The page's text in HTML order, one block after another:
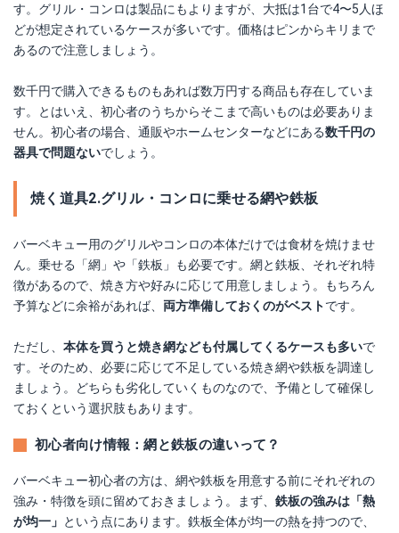
す。グリル・コンロは製品にもよりますが、大抵は1台で4〜5人ほ
どが想定されているケースが多いです。価格はピンからキリまで
あるので注意しましょう。
数千円で購入できるものもあれば数万円する商品も存在していま
す。とはいえ、初心者のうちからそこまで高いものは必要ありま
せん。初心者の場合、通販やホームセンターなどにある数千円の
器具で問題ないでしょう。
焼く道具2.グリル・コンロに乗せる網や鉄板
バーベキュー用のグリルやコンロの本体だけでは食材を焼けませ
ん。乗せる「網」や「鉄板」も必要です。網と鉄板、それぞれ特
徴があるので、焼き方や好みに応じて用意しましょう。もちろん
予算などに余裕があれば、 両方準備しておくのがベストです。
ただし、 本体を買うと焼き網なども付属してくるケースも多いで
す。そのため、必要に応じて不足している焼き網や鉄板を調達し
ましょう。どちらも劣化していくものなので、予備として確保し
ておくという選択肢もあります。
初心者向け情報：網と鉄板の違いって？
バーベキュー初心者の方は、網や鉄板を用意する前にそれぞれの
強み・特徴を頭に留めておきましょう。まず、 鉄板の強みは「熱
が均一」 という点にあります。鉄板全体が均一の熱を持つので、